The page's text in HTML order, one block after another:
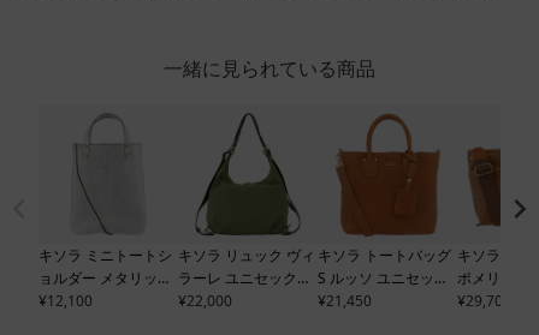
一緒に見られている商品
キソラ ミニトートシ
ョルダー メタリッ
ク・ルーチェ ユニセ
¥12,100
キソラ リュック ヴィ
ラーレ ユニセックス
KIOB-175 kissora | 2
¥22,000
キソラ トートバッグ
S ルッソ ユニセック
スKIUK-007 kissora
¥21,450
キソラ トー
ポメリ ユ
KITM-033
¥29,700